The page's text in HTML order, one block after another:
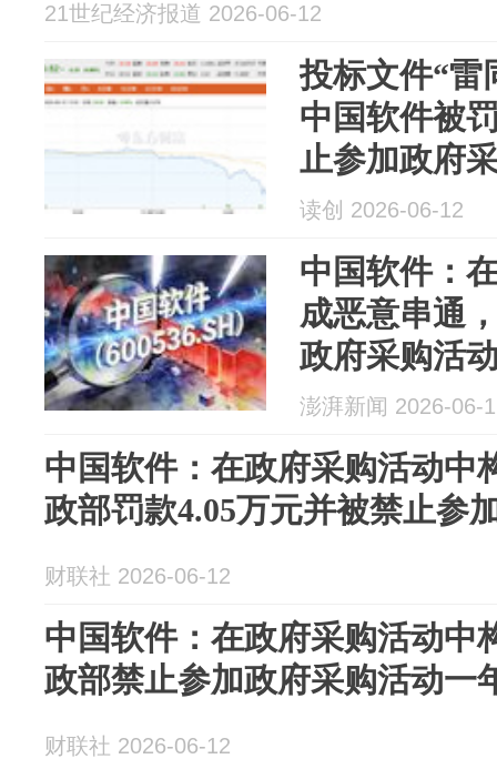
21世纪经济报道 2026-06-12
投标文件“雷
中国软件被
止参加政府
读创 2026-06-12
中国软件：
成恶意串通
政府采购活
澎湃新闻 2026-06-
中国软件：在政府采购活动中
政部罚款4.05万元并被禁止参
财联社 2026-06-12
中国软件：在政府采购活动中
政部禁止参加政府采购活动一
财联社 2026-06-12